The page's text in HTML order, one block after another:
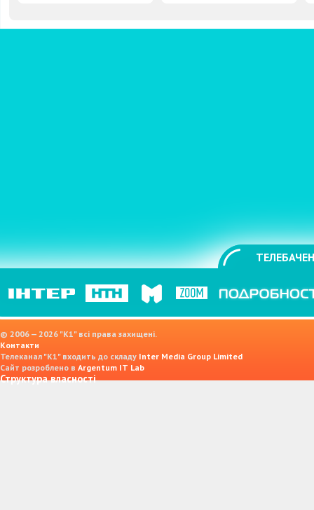
© 2006 — 2026 "K1" всі права захищені.
Контакти
Телеканал "К1" входить до складу Inter Media Group Limited
Сайт розроблено в Argentum IT Lab
Структура власності